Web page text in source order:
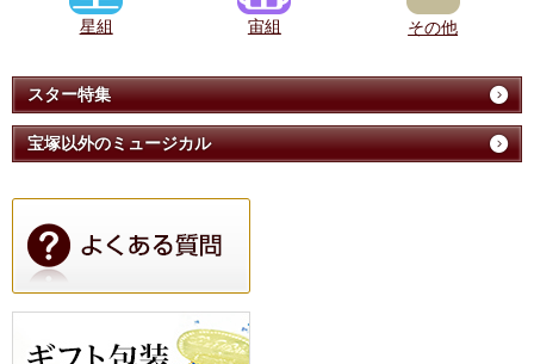
星組 宙組 その他
スター特集
宝塚以外のミュージカル